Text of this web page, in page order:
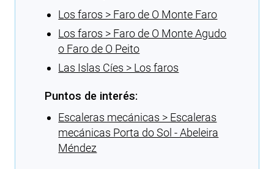
Los faros > Faro de O Monte Faro
Los faros > Faro de O Monte Agudo
o Faro de O Peito
Las Islas Cíes > Los faros
Puntos de interés:
Escaleras mecánicas > Escaleras
mecánicas Porta do Sol - Abeleira
Méndez